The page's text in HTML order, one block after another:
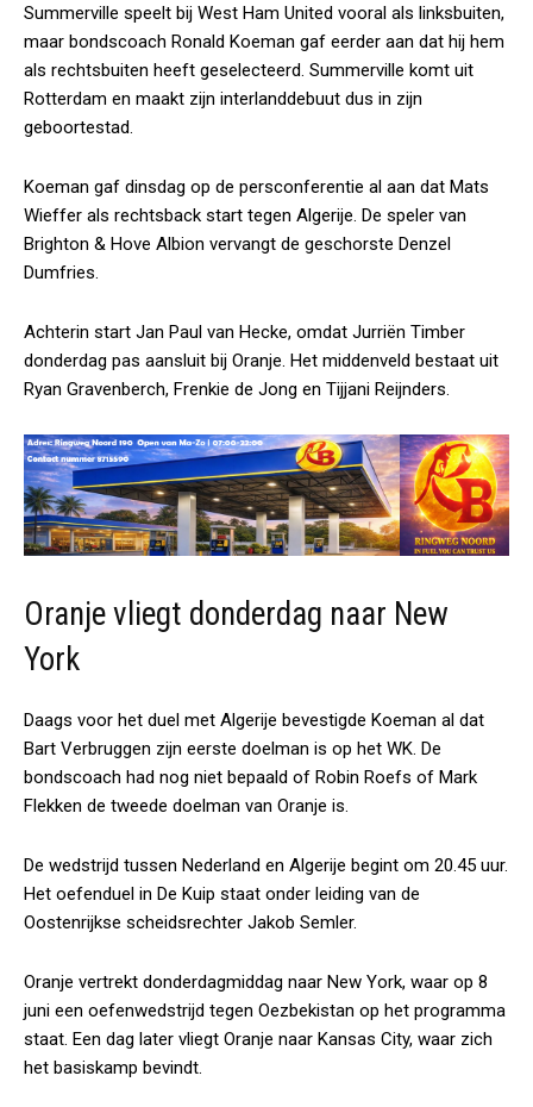
Summerville speelt bij West Ham United vooral als linksbuiten,
maar bondscoach Ronald Koeman gaf eerder aan dat hij hem
als rechtsbuiten heeft geselecteerd. Summerville komt uit
Rotterdam en maakt zijn interlanddebuut dus in zijn
geboortestad.
Koeman gaf dinsdag op de persconferentie al aan dat Mats
Wieffer als rechtsback start tegen Algerije. De speler van
Brighton & Hove Albion vervangt de geschorste Denzel
Dumfries.
Achterin start Jan Paul van Hecke, omdat Jurriën Timber
donderdag pas aansluit bij Oranje. Het middenveld bestaat uit
Ryan Gravenberch, Frenkie de Jong en Tijjani Reijnders.
Oranje vliegt donderdag naar New
York
Daags voor het duel met Algerije bevestigde Koeman al dat
Bart Verbruggen zijn eerste doelman is op het WK. De
bondscoach had nog niet bepaald of Robin Roefs of Mark
Flekken de tweede doelman van Oranje is.
De wedstrijd tussen Nederland en Algerije begint om 20.45 uur.
Het oefenduel in De Kuip staat onder leiding van de
Oostenrijkse scheidsrechter Jakob Semler.
Oranje vertrekt donderdagmiddag naar New York, waar op 8
juni een oefenwedstrijd tegen Oezbekistan op het programma
staat. Een dag later vliegt Oranje naar Kansas City, waar zich
het basiskamp bevindt.